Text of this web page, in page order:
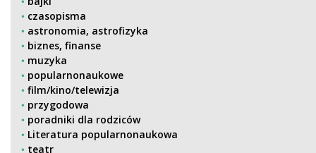
czasopisma
astronomia, astrofizyka
biznes, finanse
muzyka
popularnonaukowe
film/kino/telewizja
przygodowa
poradniki dla rodziców
Literatura popularnonaukowa
teatr